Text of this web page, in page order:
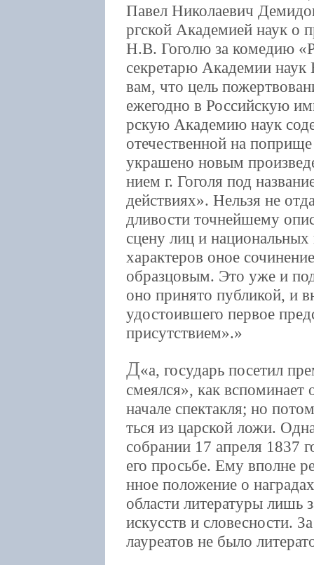
Павел Николаевич
ргской Академией наук о
Н.В. Гоголю за комедию
секретарю Академии
вам, что цель
ежегодно в Российскую
рскую Академию наук
отечественной на
украшено новым
нием г. Гоголя под
действиях». Нельзя не
дливости точнейшему
сцену лиц и
характеров оное
образцовым. Это уже и
оно принято публикой, и
удостоившего первое
присутствием».
Д а, государь посетил
смеялся», как
начале спектакля; но
ться из царской ложи.
собрании 17 апреля 1837
его просьбе. Ему вполне
нное положение о
области литературы лишь
искусств и словесности.
лауреатов не было